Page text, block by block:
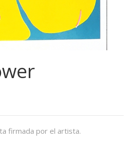
firmada por el artista.